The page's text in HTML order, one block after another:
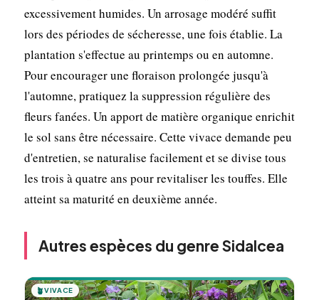
excessivement humides. Un arrosage modéré suffit
lors des périodes de sécheresse, une fois établie. La
plantation s'effectue au printemps ou en automne.
Pour encourager une floraison prolongée jusqu'à
l'automne, pratiquez la suppression régulière des
fleurs fanées. Un apport de matière organique enrichit
le sol sans être nécessaire. Cette vivace demande peu
d'entretien, se naturalise facilement et se divise tous
les trois à quatre ans pour revitaliser les touffes. Elle
atteint sa maturité en deuxième année.
Autres espèces du genre Sidalcea
🪴VIVACE